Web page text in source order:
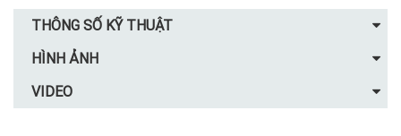
THÔNG SỐ KỸ THUẬT
HÌNH ẢNH
VIDEO